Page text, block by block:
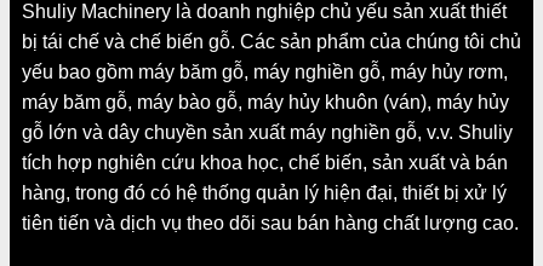
Shuliy Machinery là doanh nghiệp chủ yếu sản xuất thiết
bị tái chế và chế biến gỗ. Các sản phẩm của chúng tôi chủ
yếu bao gồm máy băm gỗ, máy nghiền gỗ, máy hủy rơm,
máy băm gỗ, máy bào gỗ, máy hủy khuôn (ván), máy hủy
gỗ lớn và dây chuyền sản xuất máy nghiền gỗ, v.v. Shuliy
tích hợp nghiên cứu khoa học, chế biến, sản xuất và bán
hàng, trong đó có hệ thống quản lý hiện đại, thiết bị xử lý
tiên tiến và dịch vụ theo dõi sau bán hàng chất lượng cao.